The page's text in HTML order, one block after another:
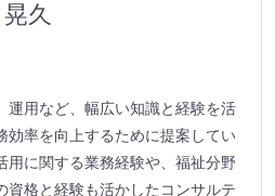
久
運用など、幅広い知識と経験を活
効率を向上するために提案してい
用に関する業務経験や、福祉分野
資格と経験も活かしたコンサルテ